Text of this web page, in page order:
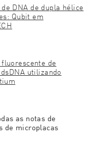
DNA de dupla hélice
Qubit em
de
utilizando
as notas de
de microplacas